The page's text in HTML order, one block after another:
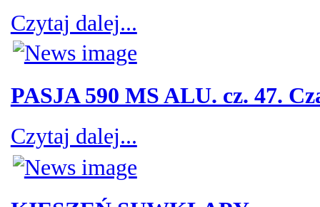
Czytaj dalej...
PASJA 590 MS ALU. cz. 47.
Czytaj dalej...